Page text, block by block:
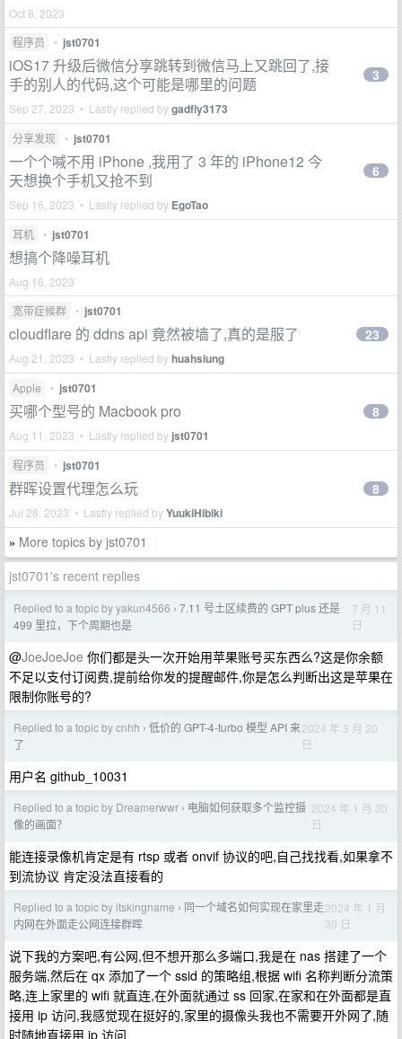
Oct 8, 2023
程序员
• jst0701
iOS17 升级后微信分享跳转到微信马上又跳回了,接
手的别人的代码,这个可能是哪里的问题
Sep 27, 2023 • Lastly replied bygadfly3173
3
分享发现 • jst0701
一个个喊不用 iPhone ,我用了 3 年的 iPhone12 今
天想换个手机又抢不到
Sep 16, 2023 • Lastly replied by EgoTao
6
耳机 • jst0701
想搞个降噪耳机
Aug 16, 2023
宽带症候群
• jst0701
cloudflare 的 ddns api 竟然被墙了,真的是服了
Aug 21, 2023 • Lastly replied byhuahsiung
23
Apple • jst0701
买哪个型号的 Macbook pro
Aug 11, 2023 • Lastly replied by jst0701
8
程序员 • jst0701
群晖设置代理怎么玩
Jul 28, 2023 • Lastly replied byYuukiHibiki
8
» More topics by jst0701
jst0701's recent replies
Replied to a topic by yakun4566 › 7.11 号土区续费的 GPT plus 还是
499 里拉，下个周期也是
7 月 11
日
@JoeJoeJoe 你们都是头一次开始用苹果账号买东西么?这是你余额
不足以支付订阅费,提前给你发的提醒邮件,你是怎么判断出这是苹果在
限制你账号的?
Replied to a topic by cnhh › 低价的 GPT-4-turbo 模型 API 来
了
2024 年 3 月 20
日
用户名 github_10031
Replied to a topic by Dreamerwwr › 电脑如何获取多个监控摄
像的画面？
2024 年 1 月 30
日
能连接录像机肯定是有 rtsp 或者 onvif 协议的吧,自己找找看,如果拿不
到流协议 肯定没法直接看的
Replied to a topic by itskingname › 同一个域名如何实现在家里走
内网在外面走公网连接群晖
2024 年 1 月
30 日
说下我的方案吧,有公网,但不想开那么多端口,我是在 nas 搭建了一个
服务端,然后在 qx 添加了一个 ssid 的策略组,根据 wifi 名称判断分流策
略,连上家里的 wifi 就直连,在外面就通过 ss 回家,在家和在外面都是直
接用 ip 访问,我感觉现在挺好的,家里的摄像头我也不需要开外网了,随
时随地直接用 ip 访问